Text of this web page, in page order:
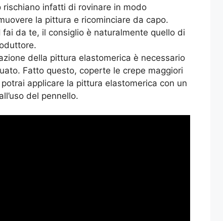
infatti di rovinare in modo
la pittura e ricominciare da capo.
da te, il consiglio è naturalmente quello di
della pittura elastomerica è necessario
Fatto questo, coperte le crepe maggiori
applicare la pittura elastomerica con un
del pennello.